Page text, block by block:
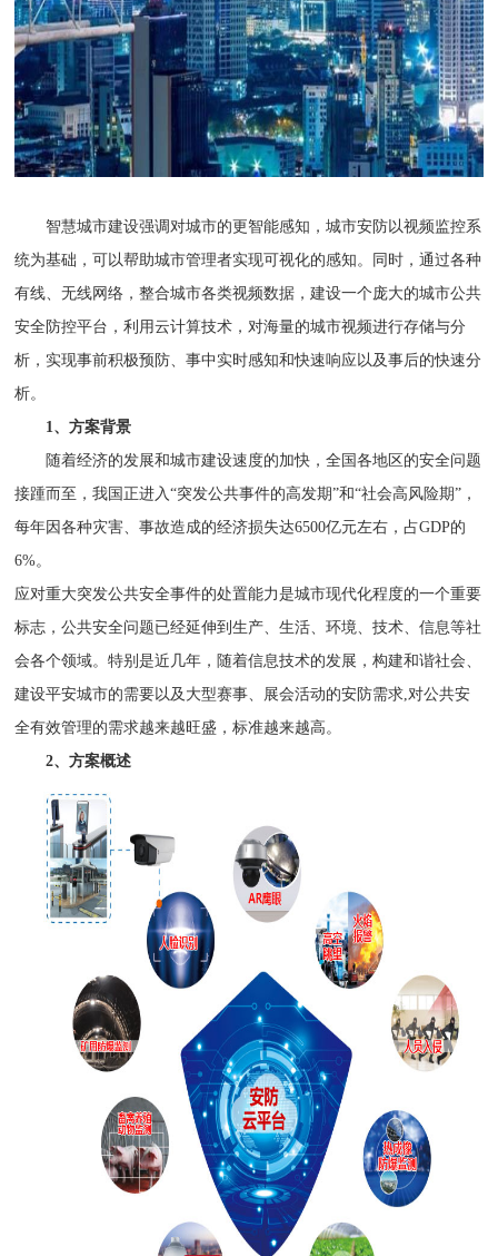
智慧城市建设强调对城市的更智能感知，城市安防以视频监控系
统为基础，可以帮助城市管理者实现可视化的感知。同时，通过各种
有线、无线网络，整合城市各类视频数据，建设一个庞大的城市公共
安全防控平台，利用云计算技术，对海量的城市视频进行存储与分
析，实现事前积极预防、事中实时感知和快速响应以及事后的快速分
析。
1、方案背景
随着经济的发展和城市建设速度的加快，全国各地区的安全问题
接踵而至，我国正进入“突发公共事件的高发期”和“社会高风险期”，
每年因各种灾害、事故造成的经济损失达6500亿元左右，占GDP的
6%。
应对重大突发公共安全事件的处置能力是城市现代化程度的一个重要
标志，公共安全问题已经延伸到生产、生活、环境、技术、信息等社
会各个领域。特别是近几年，随着信息技术的发展，构建和谐社会、
建设平安城市的需要以及大型赛事、展会活动的安防需求,对公共安
全有效管理的需求越来越旺盛，标准越来越高。
2、方案概述